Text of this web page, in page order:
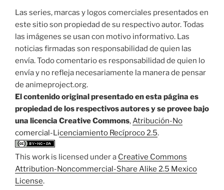
Las series, marcas y logos comerciales presentados en
este sitio son propiedad de su respectivo autor. Todas
las imágenes se usan con motivo informativo. Las
noticias firmadas son responsabilidad de quien las
envía. Todo comentario es responsabilidad de quien lo
envía y no refleja necesariamente la manera de pensar
de animeproject.org.
El contenido original presentado en esta página es
propiedad de los respectivos autores y se provee bajo
una licencia Creative Commons,Atribución-No
comercial-Licenciamiento Recíproco 2.5.
This work is licensed under a Creative Commons
Attribution-Noncommercial-Share Alike 2.5 Mexico
License.